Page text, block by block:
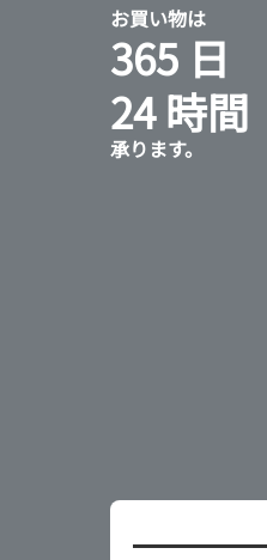
お買い物は
365 日
24 時間
承ります。